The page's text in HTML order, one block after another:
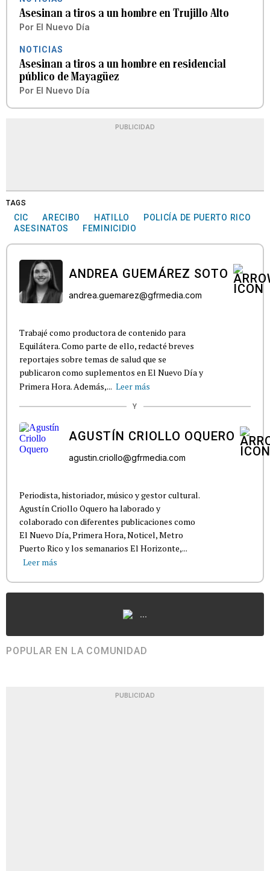
Asesinan a tiros a un hombre en Trujillo Alto
Por El Nuevo Día
NOTICIAS
Asesinan a tiros a un hombre en residencial
público de Mayagüez
Por El Nuevo Día
PUBLICIDAD
TAGS
CIC ARECIBO HATILLO
POLICÍA DE PUERTO RICO
ASESINATOS
FEMINICIDIO
ANDREA GUEMÁREZ SOTO
andrea.guemarez@gfrmedia.com
Trabajé como productora de contenido para
Equilátera. Como parte de ello, redacté breves
reportajes sobre temas de salud que se
publicaron como suplementos en El Nuevo Día y
Primera Hora. Además,... Leer más
Y
AGUSTÍN CRIOLLO OQUERO
agustin.criollo@gfrmedia.com
Periodista, historiador, músico y gestor cultural.
Agustín Criollo Oquero ha laborado y
colaborado con diferentes publicaciones como
El Nuevo Día, Primera Hora, Noticel, Metro
Puerto Rico y los semanarios El Horizonte,...
Leer más
...
POPULAR EN LA COMUNIDAD
PUBLICIDAD